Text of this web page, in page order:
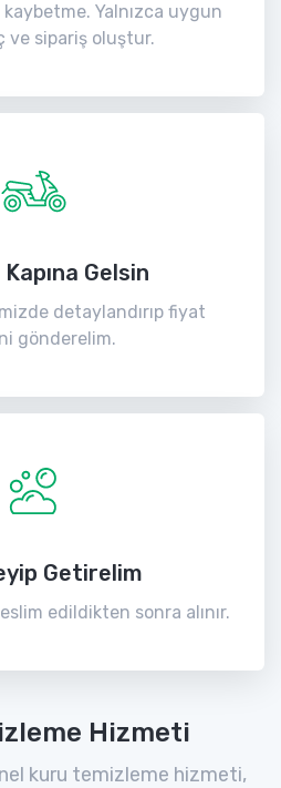
Yalnızca uygun
ve sipariş oluştur.
Gelsin
detaylandırıp fiyat
gönderelim.
Getirelim
edildikten sonra alınır.
Hizmeti
kuru temizleme hizmeti,